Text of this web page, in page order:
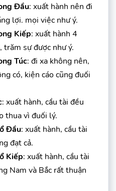
Đầu: xuất hành nên đi
lợi. mọi việc như ý.
Kiếp: xuất hành 4
sự được như ý.
Túc: đi xa không nên,
có, kiện cáo cũng đuối
: xuất hành, cầu tài đều
thua vì đuối lý.
Đầu: xuất hành, cầu tài
đạt cả.
Kiếp: xuất hành, cầu tài
Nam và Bắc rất thuận